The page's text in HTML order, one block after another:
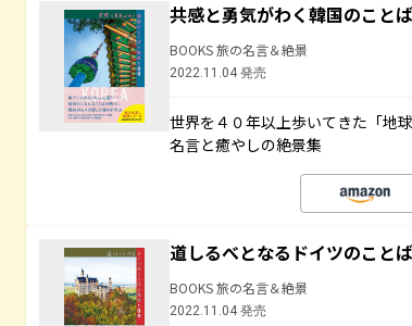
共感と勇気がわく韓国のこと
BOOKS 旅の名言＆絶景
2022.11.04 発売
世界を４０年以上歩いてきた「地
名言と癒やしの絶景集
道しるべとなるドイツのこと
BOOKS 旅の名言＆絶景
2022.11.04 発売